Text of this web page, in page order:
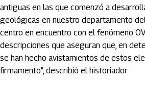
antiguas en las que comenzó a
geológicas en nuestro departamento
centro en encuentro con el fenómeno
descripciones que aseguran que, en
se han hecho avistamientos de estos
firmamento”, describió el historiador.